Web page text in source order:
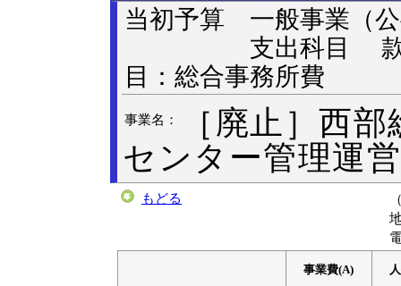
当初予算 一般事業
支出科目 款：
目：総合事務所費
事業名：
［廃止］西
センター管理運
もどる
事業費(A)